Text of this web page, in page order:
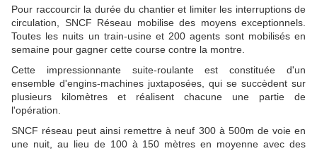
Pour raccourcir la durée du chantier et limiter les interruptions de
circulation, SNCF Réseau mobilise des moyens exceptionnels.
Toutes les nuits un train-usine et 200 agents sont mobilisés en
semaine pour gagner cette course contre la montre.
Cette impressionnante suite-roulante est constituée d'un
ensemble d'engins-machines juxtaposées, qui se succèdent sur
plusieurs kilomètres et réalisent chacune une partie de
l'opération.
SNCF réseau peut ainsi remettre à neuf 300 à 500m de voie en
une nuit, au lieu de 100 à 150 mètres en moyenne avec des